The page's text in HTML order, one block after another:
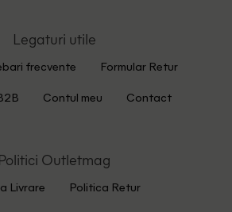
Legaturi utile
frecvente Formular Retur
Contul meu Contact
Politici Outletmag
Livrare Politica Retur